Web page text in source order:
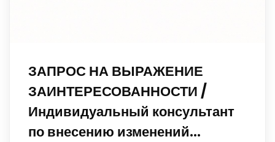
ЗАПРОС НА ВЫРАЖЕНИЕ
ЗАИНТЕРЕСОВАННОСТИ /
Индивидуальный консультант
по внесению изменений…